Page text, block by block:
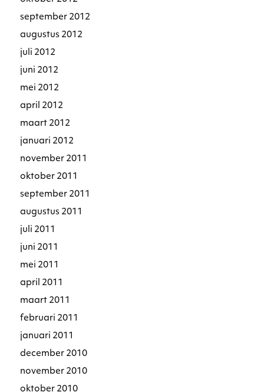
september 2012
augustus 2012
juli 2012
juni 2012
mei 2012
april 2012
maart 2012
januari 2012
november 2011
oktober 2011
september 2011
augustus 2011
juli 2011
juni 2011
mei 2011
april 2011
maart 2011
februari 2011
januari 2011
december 2010
november 2010
oktober 2010